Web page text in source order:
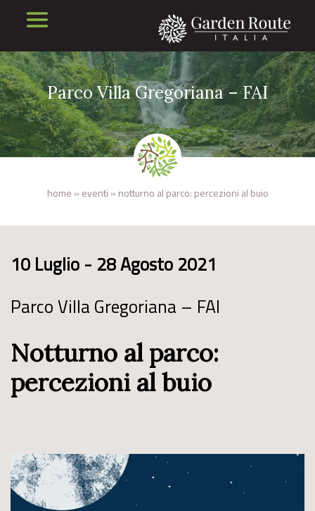
Parco Villa Gregoriana – FAI
home » eventi » notturno al parco: percezioni al buio
10 Luglio - 28 Agosto 2021
Parco Villa Gregoriana – FAI
Notturno al parco:
percezioni al buio